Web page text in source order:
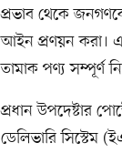
প্রভাব থেকে
আইন প্রণয়ন করা।
তামাক পণ্য সম্পূর্ণ
প্রধান উপদেষ্টার
ডেলিভারি সিস্টেম